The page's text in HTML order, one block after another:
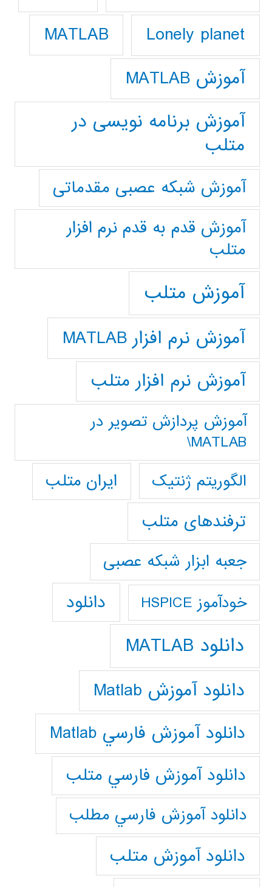
Lonely planet
MATLAB
آموزش MATLAB
آموزش برنامه نویسی در
متلب
آموزش شبکه عصبی مقدماتی
آموزش قدم به قدم نرم افزار
متلب
آموزش متلب
آموزش نرم افزار MATLAB
آموزش نرم افزار متلب
آموزش پردازش تصوير در
MATLAB\
الگوریتم ژنتیک
ایران متلب
ترفندهای متلب
جعبه ابزار شبکه عصبی
خودآموز HSPICE دانلود
دانلود MATLAB
دانلود آموزش Matlab
دانلود آموزش فارسي Matlab
دانلود آموزش فارسي متلب
دانلود آموزش فارسي مطلب
دانلود آموزش متلب